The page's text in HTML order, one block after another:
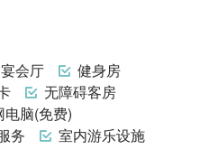
宴会厅
健身房
无障碍客房
电脑(免费)
务
室内游乐设施